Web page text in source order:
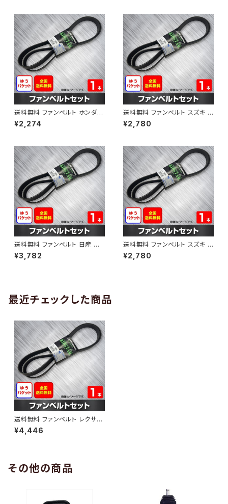
送料無料 ファンベルト ホンダ フ
ィット 型式GE6 H19.10～H25.
09 （国内トップメーカー） 1本 H
¥2,274
送料無料 ファンベルト スズキ ス
ペーシア 型式MK32S H25.03
～H30.02 （国内トップメーカ
¥2,780
送料無料 ファンベルト 日産 キ
ューブ 型式Z12 H20.11～H24.
10 （国内トップメーカー） 1本 H
¥3,782
送料無料 ファンベルト スズキ ワ
ゴンR 型式MH34S H24.09～
H29.02 （国内トップメーカー）
¥2,780
最近チェックした商品
送料無料 ファンベルト レクサス
GS350 型式GRS191 H17.08
～H24.01 （国内トップメーカ
¥4,446
その他の商品